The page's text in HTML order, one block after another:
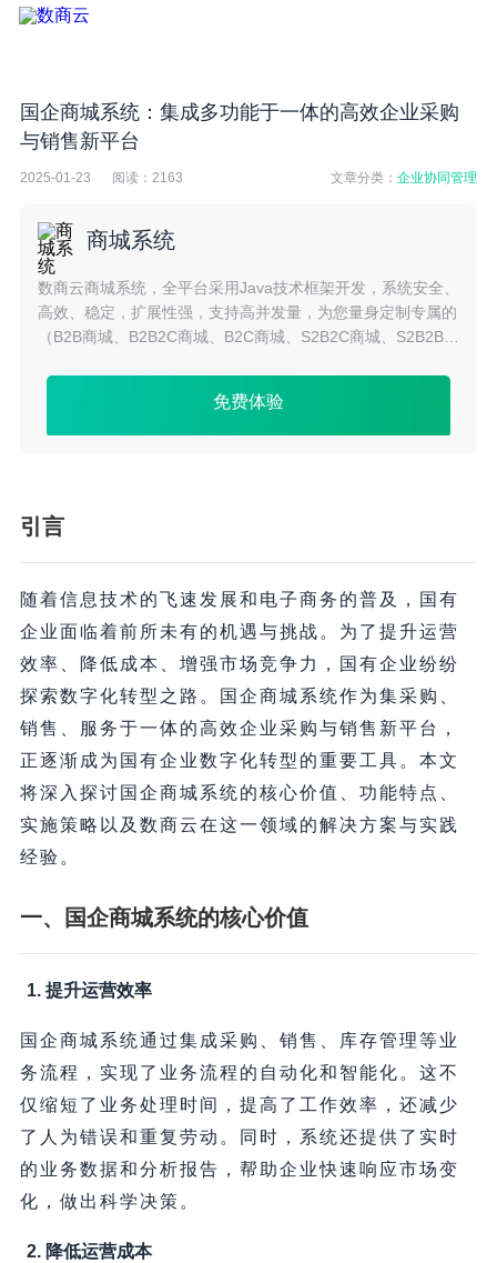
国企商城系统：集成多功能于一体的高效企业采购
与销售新平台
2025-01-23 阅读： 2163 文章分类：企业协同管理
商城系统
数商云商城系统，全平台采用Java技术框架开发，系统安全、
高效、稳定，扩展性强，支持高并发量，为您量身定制专属的
（B2B商城、B2B2C商城、B2C商城、S2B2C商城、S2B2B商
免费体验
引言
随着信息技术的飞速发展和电子商务的普及，国有
企业面临着前所未有的机遇与挑战。为了提升运营
效率、降低成本、增强市场竞争力，国有企业纷纷
探索数字化转型之路。国企商城系统作为集采购、
销售、服务于一体的高效企业采购与销售新平台，
正逐渐成为国有企业数字化转型的重要工具。本文
将深入探讨国企商城系统的核心价值、功能特点、
实施策略以及数商云在这一领域的解决方案与实践
经验。
一、国企商城系统的核心价值
1. 提升运营效率
国企商城系统通过集成采购、销售、库存管理等业
务流程，实现了业务流程的自动化和智能化。这不
仅缩短了业务处理时间，提高了工作效率，还减少
了人为错误和重复劳动。同时，系统还提供了实时
的业务数据和分析报告，帮助企业快速响应市场变
化，做出科学决策。
2. 降低运营成本